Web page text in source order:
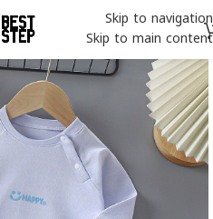
Skip to navigation
Skip to main content